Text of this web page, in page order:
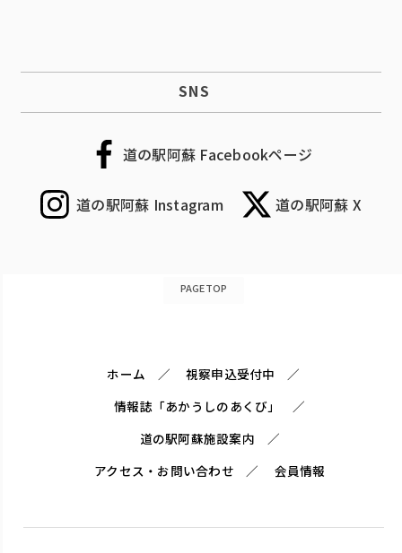
SNS
道の駅阿蘇 Facebookページ
道の駅阿蘇 Instagram 道の駅阿蘇 X
PAGETOP
ホーム
視察申込受付中
情報誌「あかうしのあくび」
道の駅阿蘇施設案内
アクセス・お問い合わせ
会員情報